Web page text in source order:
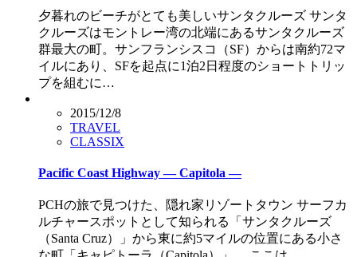
夕暮れのビーチがとても美しいサンタクルーズ サンタ
クルーズはモントレー湾の北端にあるサンタクルーズ
群最大の町。サンフランシスコ（SF）からは南約72マ
イルにあり、SFを起点に1泊2日程度のショートトリッ
プを組むに…
2015/12/8
TRAVEL
CLASSIX
Pacific Coast Highway — Capitola —
PCHの旅で見つけた、隠れ家リゾートタウン サーフカ
ルチャースポットとして知られる「サンタクルーズ
（Santa Cruz）」から東に約5マイルの位置にある小さ